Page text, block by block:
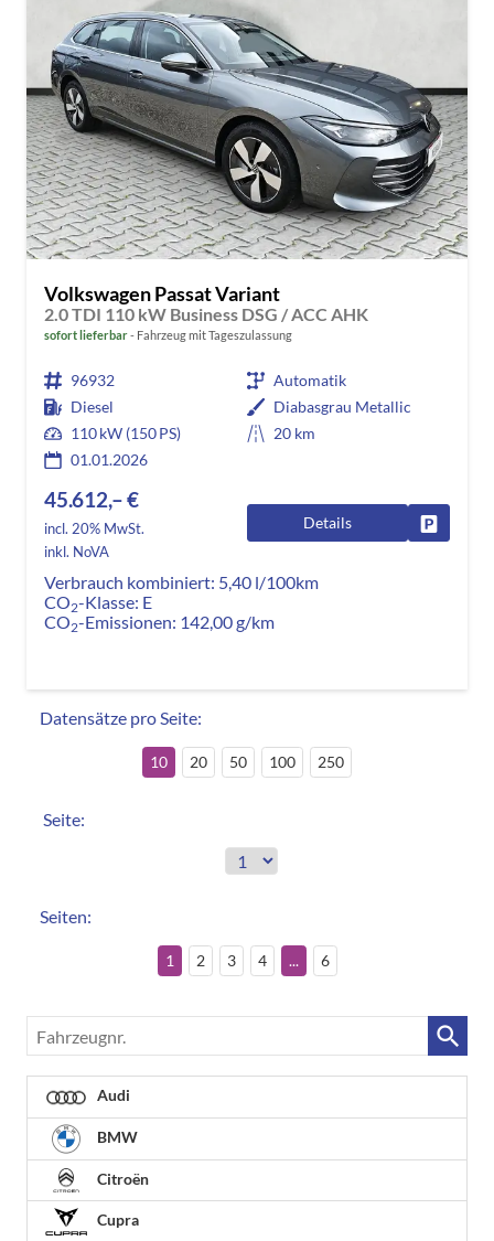
Volkswagen Passat Variant
2.0 TDI 110 kW Business DSG / ACC AHK
sofort lieferbar Fahrzeug mit Tageszulassung
96932
Automatik
Diesel
Diabasgrau Metallic
110 kW (150 PS)
20 km
01.01.2026
45.612,– €
incl. 20% MwSt.
inkl. NoVA
Details
Verbrauch kombiniert: 5,40 l/100km
CO2-Klasse: E
CO2-Emissionen: 142,00 g/km
Datensätze pro Seite:
10 20 50 100 250
Seite:
Seiten:
1 2 3 4 ... 6
Fahrzeugnr.
Audi
BMW
Citroën
Cupra